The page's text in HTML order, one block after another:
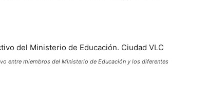
entre miembros del Ministerio de Educación y los diferentes